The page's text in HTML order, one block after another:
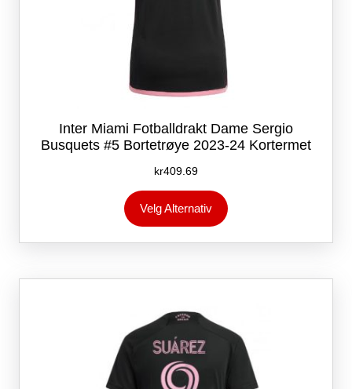
Inter Miami Fotballdrakt Dame Sergio
Busquets #5 Bortetrøye 2023-24 Kortermet
kr409.69
Velg Alternativ
produktet
flere
Alternativene
på
produktsiden